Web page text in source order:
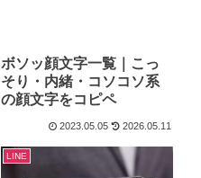
ボソッ顔文字一覧｜こっ
そり・内緒・コソコソ系
の顔文字をコピペ
2023.05.05 2026.05.11
LINE